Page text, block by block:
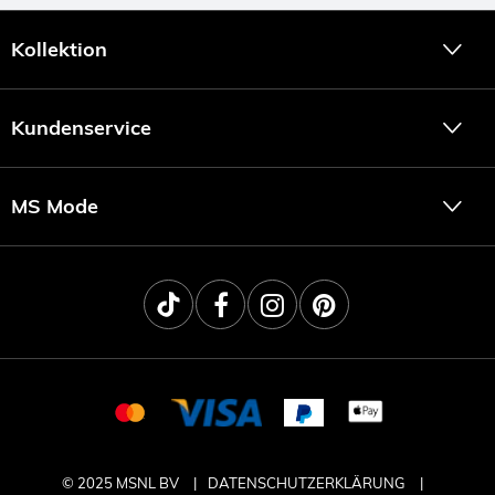
Kollektion
Kundenservice
MS Mode
© 2025 MSNL BV
DATENSCHUTZERKLÄRUNG